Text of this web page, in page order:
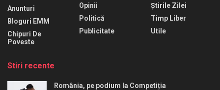
Anunturi
Bloguri EMM
Chipuri De
Poveste
Opinii
Politică
Publicitate
Știrile Zilei
Timp Liber
Utile
Stiri recente
România, pe podium la Competiția